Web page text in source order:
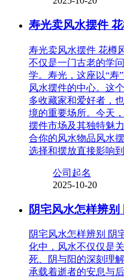
寿光卖风水摆件
寿光卖风水摆件 花樽
不仅是一门古老的学
学。寿光，这座以“寿
风水摆件的中心。这
多收藏家和爱好者，
境的重要场所。今天
摆件市场及其独特魅
合你的风水物品风水
选择和摆放直接影响
公司起名
2025-10-20
阴宅风水怎样辨
阴宅风水怎样辨别 阴
化中，风水不仅仅是
死、阴与阳的深刻理
承载着逝者的安息与